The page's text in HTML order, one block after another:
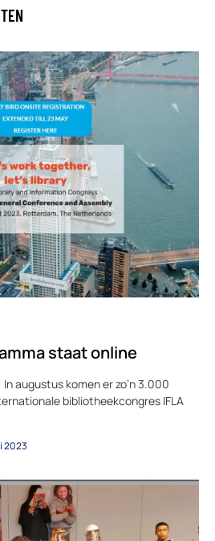
staat online
augustus komen er zo’n 3.000
bibliotheekcongres IFLA
2023